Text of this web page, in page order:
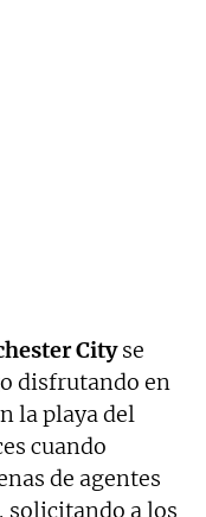
Cityse
disfrutando en
la playa del
cuando
de agentes
solicitando a los